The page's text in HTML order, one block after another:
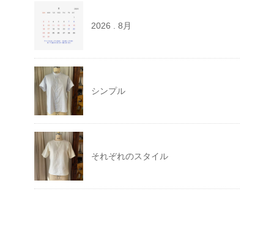
2026 . 8月
シンプル
それぞれのスタイル